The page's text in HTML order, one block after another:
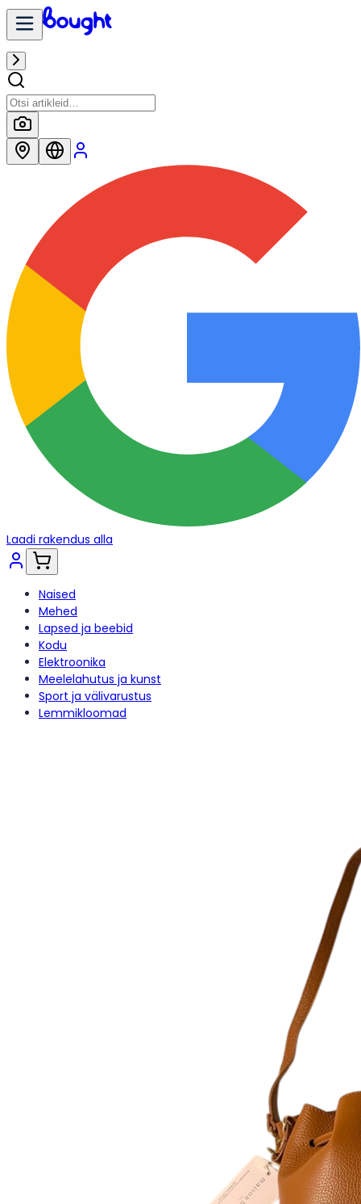
Laadi rakendus alla
Naised
Mehed
Lapsed ja beebid
Kodu
Elektroonika
Meelelahutus ja kunst
Sport ja välivarustus
Lemmikloomad